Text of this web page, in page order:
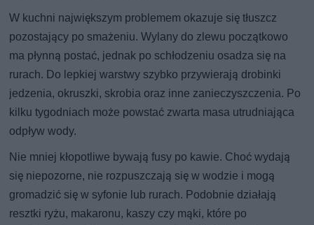
W kuchni największym problemem okazuje się tłuszcz
pozostający po smażeniu. Wylany do zlewu początkowo
ma płynną postać, jednak po schłodzeniu osadza się na
rurach. Do lepkiej warstwy szybko przywierają drobinki
jedzenia, okruszki, skrobia oraz inne zanieczyszczenia. Po
kilku tygodniach może powstać zwarta masa utrudniająca
odpływ wody.
Nie mniej kłopotliwe bywają fusy po kawie. Choć wydają
się niepozorne, nie rozpuszczają się w wodzie i mogą
gromadzić się w syfonie lub rurach. Podobnie działają
resztki ryżu, makaronu, kaszy czy mąki, które po